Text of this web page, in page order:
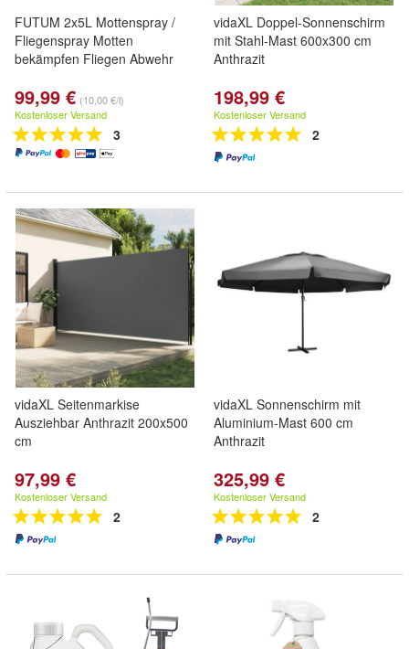
FUTUM 2x5L Mottenspray /
Fliegenspray Motten
bekämpfen Fliegen Abwehr
99,99 € (10,00 €/l)
Kostenloser Versand
3
vidaXL Doppel-Sonnenschirm
mit Stahl-Mast 600x300 cm
Anthrazit
198,99 €
Kostenloser Versand
2
vidaXL Seitenmarkise
Ausziehbar Anthrazit 200x500
cm
97,99 €
Kostenloser Versand
2
vidaXL Sonnenschirm mit
Aluminium-Mast 600 cm
Anthrazit
325,99 €
Kostenloser Versand
2